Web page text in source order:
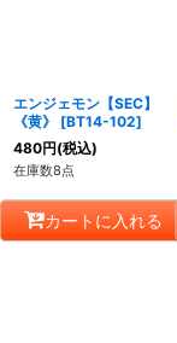
エンジェモン【SEC】
《黄》
[BT14-102]
480円(税込)
在庫数8点
カートに入れる